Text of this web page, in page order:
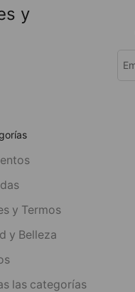
y
y Termos
y Belleza
las categorías